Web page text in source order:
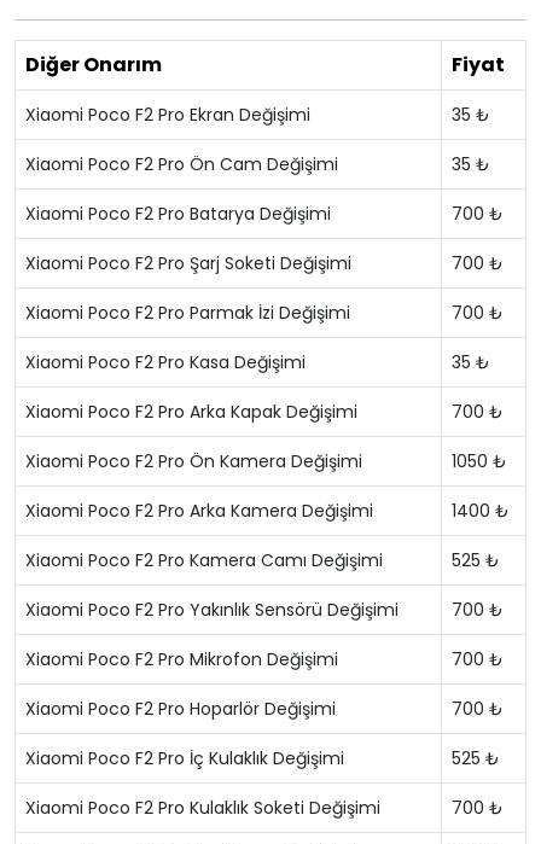
Diğer Onarım Fiyat
Xiaomi Poco F2 Pro Ekran Değişimi 35 ₺
Xiaomi Poco F2 Pro Ön Cam Değişimi 35 ₺
Xiaomi Poco F2 Pro Batarya Değişimi 700 ₺
Xiaomi Poco F2 Pro Şarj Soketi Değişimi 700 ₺
Xiaomi Poco F2 Pro Parmak İzi Değişimi 700 ₺
Xiaomi Poco F2 Pro Kasa Değişimi 35 ₺
Xiaomi Poco F2 Pro Arka Kapak Değişimi 700 ₺
Xiaomi Poco F2 Pro Ön Kamera Değişimi 1050 ₺
Xiaomi Poco F2 Pro Arka Kamera Değişimi 1400 ₺
Xiaomi Poco F2 Pro Kamera Camı Değişimi 525 ₺
Xiaomi Poco F2 Pro Yakınlık Sensörü Değişimi 700 ₺
Xiaomi Poco F2 Pro Mikrofon Değişimi 700 ₺
Xiaomi Poco F2 Pro Hoparlör Değişimi 700 ₺
Xiaomi Poco F2 Pro İç Kulaklık Değişimi 525 ₺
Xiaomi Poco F2 Pro Kulaklık Soketi Değişimi 700 ₺